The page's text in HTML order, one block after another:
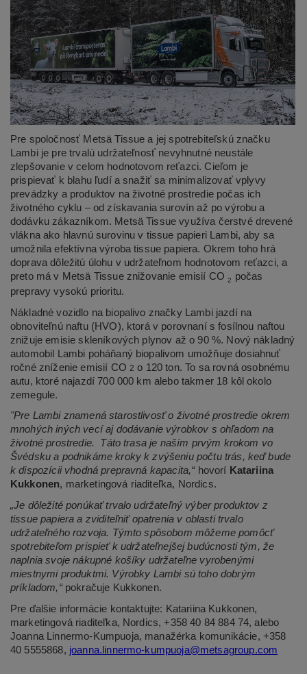
Pre spoločnosť Metsä Tissue a jej spotrebiteľskú značku
Lambi je pre trvalú udržateľnosť nevyhnutné neustále
zlepšovanie v celom hodnotovom reťazci. Cieľom je
prispievať k blahu ľudí a snažiť sa minimalizovať vplyvy
prevádzky a produktov na životné prostredie počas ich
životného cyklu – od získavania surovín až po výrobu a
dodávku zákazníkom. Metsä Tissue využíva čerstvé drevené
vlákna ako hlavnú surovinu v tissue papieri Lambi, aby sa
umožnila efektívna výroba tissue papiera. Okrem toho hrá
doprava dôležitú úlohu v udržateľnom hodnotovom reťazci, a
preto má v Metsä Tissue znižovanie emisií CO2
počas
prepravy vysokú prioritu.
Nákladné vozidlo na biopalivo značky Lambi jazdí na
obnoviteľnú naftu (HVO), ktorá v porovnaní s fosílnou naftou
znižuje emisie skleníkových plynov až o 90 %. Nový nákladný
automobil Lambi poháňaný biopalivom umožňuje dosiahnuť
ročné zníženie emisií CO 2 o 120 ton. To sa rovná osobnému
autu, ktoré najazdí 700 000 km alebo takmer 18 kôl okolo
zemegule.
"Pre Lambi znamená starostlivosť o životné prostredie okrem
mnohých iných vecí aj dodávanie výrobkov s ohľadom na
životné prostredie.
Táto trasa je naším prvým krokom vo
Švédsku a podnikáme kroky k zvýšeniu počtu trás, keď bude
k dispozícii vhodná prepravná kapacita,“hovorí Katariina
Kukkonen, marketingová riaditeľka, Nordics.
„Je dôležité ponúkať trvalo udržateľný výber produktov z
tissue papiera a zviditeľniť opatrenia v oblasti trvalo
udržateľného rozvoja. Týmto spôsobom môžeme pomôcť
spotrebiteľom prispieť k udržateľnejšej budúcnosti tým, že
naplnia svoje nákupné košíky udržateľne vyrobenými
miestnymi produktmi. Výrobky Lambi sú toho dobrým
príkladom,“pokračuje Kukkonen.
Pre ďalšie informácie kontaktujte: Katariina Kukkonen,
marketingová riaditeľka, Nordics, +358 40 84 884 74, alebo
Joanna Linnermo-Kumpuoja, manažérka komunikácie, +358
40 5555868, joanna.linnermo-kumpuoja@metsagroup.com